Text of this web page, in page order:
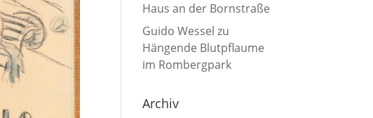
Haus an der Bornstraße
Guido Wessel zu
Hängende Blutpflaume
im Rombergpark
Archiv